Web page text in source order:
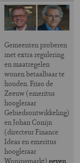
Gemeenten proberen
met extra regulering
en maatregelen
wonen betaalbaar te
houden. Friso de
Zeeuw (emeritus
hoogleraar
Gebiedsontwikkeling)
en Johan Conijn
(directeur Finance
Ideas en emeritus
hoogleraar
Woningmarkt) geven